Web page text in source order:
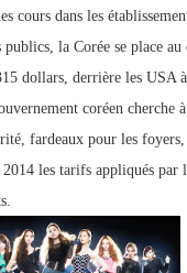
cours dans les
la Corée se place au
dollars, derrière les USA
coréen cherche
fardeaux pour les
les tarifs appliqués par